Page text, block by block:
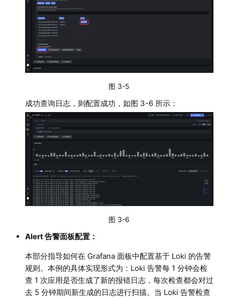
图 3-5
成功查询日志，则配置成功，如图 3-6 所示：
图 3-6
Alert 告警面板配置：
本部分指导如何在 Grafana 面板中配置基于 Loki 的告警
规则。本例的具体实现形式为：Loki 告警每 1 分钟会检
查 1 次应用是否生成了新的报错日志，每次检查都会对过
去 5 分钟期间新生成的日志进行扫描。当 Loki 告警检查